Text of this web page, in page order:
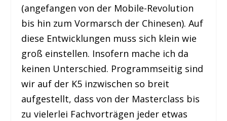
(angefangen von der Mobile-Revolution
bis hin zum Vormarsch der Chinesen). Auf
diese Entwicklungen muss sich klein wie
groß einstellen. Insofern mache ich da
keinen Unterschied. Programmseitig sind
wir auf der K5 inzwischen so breit
aufgestellt, dass von der Masterclass bis
zu vielerlei Fachvorträgen jeder etwas